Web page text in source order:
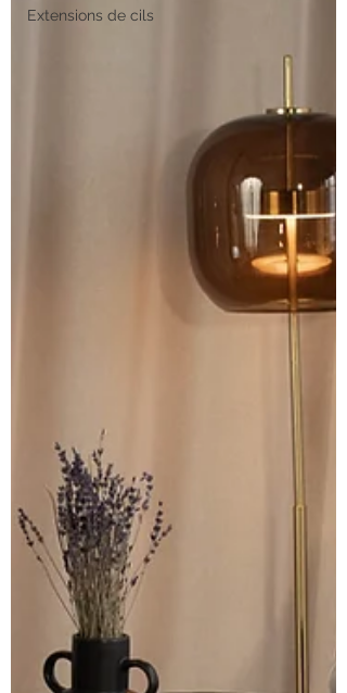
Extensions de cils